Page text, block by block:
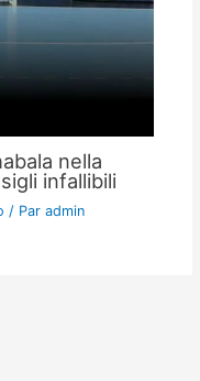
nella
infallibili
/ Par admin